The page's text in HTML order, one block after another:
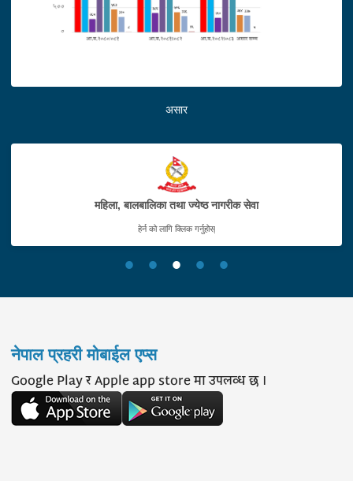
असार
महिला, बालबालिका तथा ज्येष्ठ नागरीक सेवा
हेर्न को लागि क्लिक गर्नुहोस्
नेपाल प्रहरी मोबाईल एप्स
Google Play र Apple app store मा उपलव्ध छ ।